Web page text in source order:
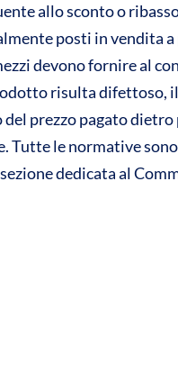
allo sconto o
posti in vendita a
devono fornire al
risulta difettoso,
prezzo pagato
Tutte le normative
dedicata al